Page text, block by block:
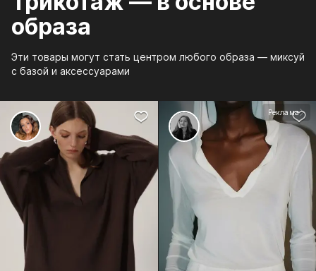
образа
Эти товары могут стать центром любого образа — миксуй
с базой и аксессуарами
Реклама